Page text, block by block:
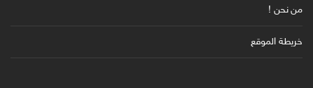
من نحن !
خريطة الموقع